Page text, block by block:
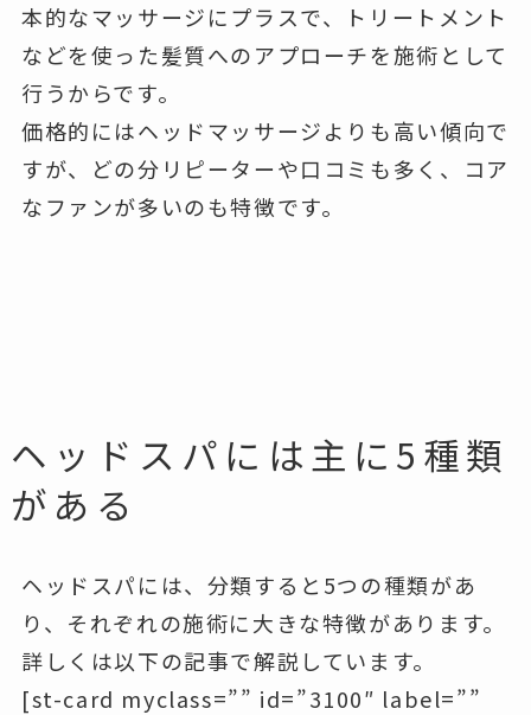
本的なマッサージにプラスで、トリートメント
などを使った髪質へのアプローチを施術として
行うからです。
価格的にはヘッドマッサージよりも高い傾向で
すが、どの分リピーターや口コミも多く、コア
なファンが多いのも特徴です。
ヘッドスパには主に5種類
がある
ヘッドスパには、分類すると5つの種類があ
り、それぞれの施術に大きな特徴があります。
詳しくは以下の記事で解説しています。
[st-card myclass=”” id=”3100″ label=””